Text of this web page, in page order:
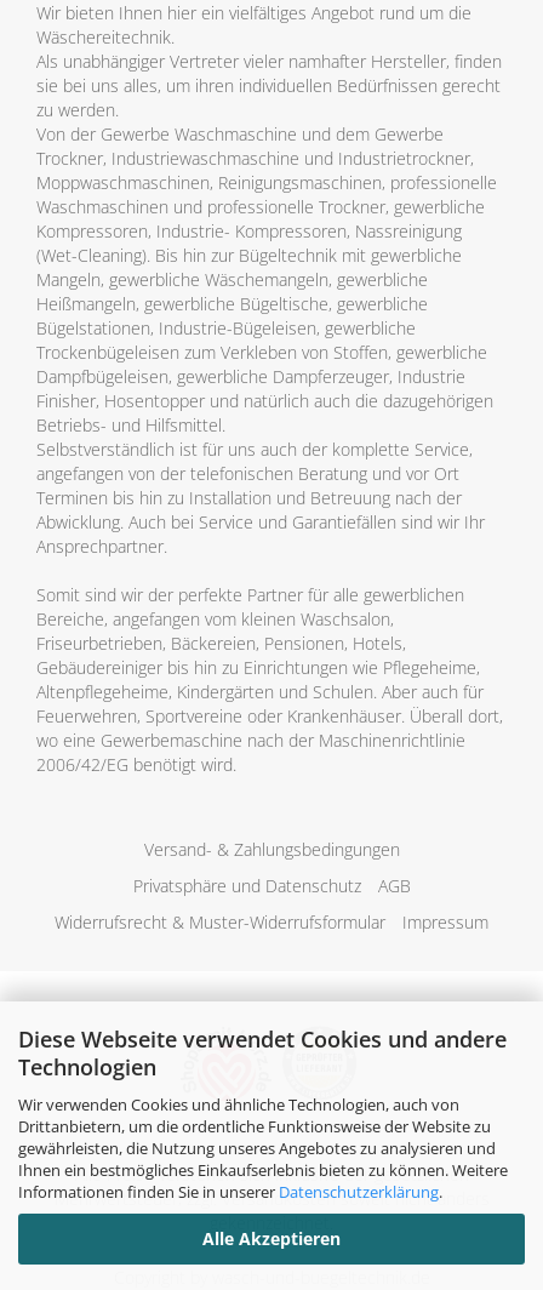
Diese Webseite verwendet Cookies und andere
Technologien
Wir verwenden Cookies und ähnliche Technologien, auch von
Drittanbietern, um die ordentliche Funktionsweise der Website zu
gewährleisten, die Nutzung unseres Angebotes zu analysieren und
Ihnen ein bestmögliches Einkaufserlebnis bieten zu können. Weitere
Informationen finden Sie in unserer Datenschutzerklärung.
Alle Akzeptieren
Wir bieten Ihnen hier ein vielfältiges Angebot rund um die
Wäschereitechnik.
Als unabhängiger Vertreter vieler namhafter Hersteller, finden
sie bei uns alles, um ihren individuellen Bedürfnissen gerecht
zu werden.
Von der Gewerbe Waschmaschine und dem Gewerbe
Trockner, Industriewaschmaschine und Industrietrockner,
Moppwaschmaschinen, Reinigungsmaschinen, professionelle
Waschmaschinen und professionelle Trockner, gewerbliche
Kompressoren, Industrie- Kompressoren, Nassreinigung
(Wet-Cleaning). Bis hin zur Bügeltechnik mit gewerbliche
Mangeln, gewerbliche Wäschemangeln, gewerbliche
Heißmangeln, gewerbliche Bügeltische, gewerbliche
Bügelstationen, Industrie-Bügeleisen, gewerbliche
Trockenbügeleisen zum Verkleben von Stoffen, gewerbliche
Dampfbügeleisen, gewerbliche Dampferzeuger, Industrie
Finisher, Hosentopper und natürlich auch die dazugehörigen
Betriebs- und Hilfsmittel.
Selbstverständlich ist für uns auch der komplette Service,
angefangen von der telefonischen Beratung und vor Ort
Terminen bis hin zu Installation und Betreuung nach der
Abwicklung. Auch bei Service und Garantiefällen sind wir Ihr
Ansprechpartner.
Somit sind wir der perfekte Partner für alle gewerblichen
Bereiche, angefangen vom kleinen Waschsalon,
Friseurbetrieben, Bäckereien, Pensionen, Hotels,
Gebäudereiniger bis hin zu Einrichtungen wie Pflegeheime,
Altenpflegeheime, Kindergärten und Schulen. Aber auch für
Feuerwehren, Sportvereine oder Krankenhäuser. Überall dort,
wo eine Gewerbemaschine nach der Maschinenrichtlinie
2006/42/EG benötigt wird.
Versand- & Zahlungsbedingungen
Privatsphäre und Datenschutz
AGB
Widerrufsrecht & Muster-Widerrufsformular
Impressum
Alle Preise verstehen sich inklusive der gesetzlichen
Mehrwertsteuer, zzgl.Versandkostensoweit nicht anders